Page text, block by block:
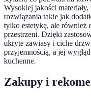
Wysokiej jakości
rozwiązania takie jak
tylko estetykę, ale również
przestrzeni. Dzięki
ukryte zawiasy i ciche
przyjemnością, a jej
kuchenne.
Zakupy i